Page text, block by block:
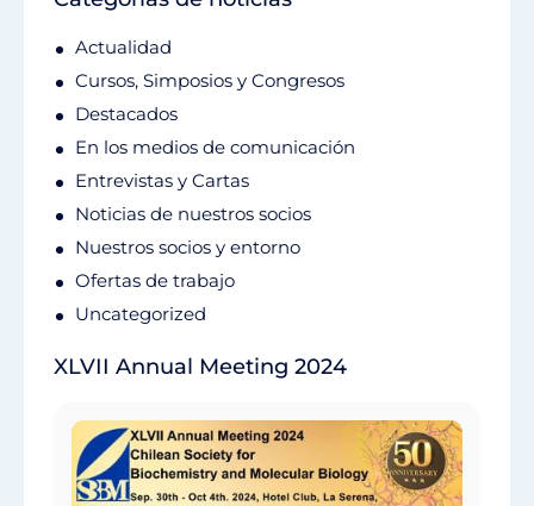
Actualidad
Cursos, Simposios y Congresos
Destacados
En los medios de comunicación
Entrevistas y Cartas
Noticias de nuestros socios
Nuestros socios y entorno
Ofertas de trabajo
Uncategorized
XLVII Annual Meeting 2024